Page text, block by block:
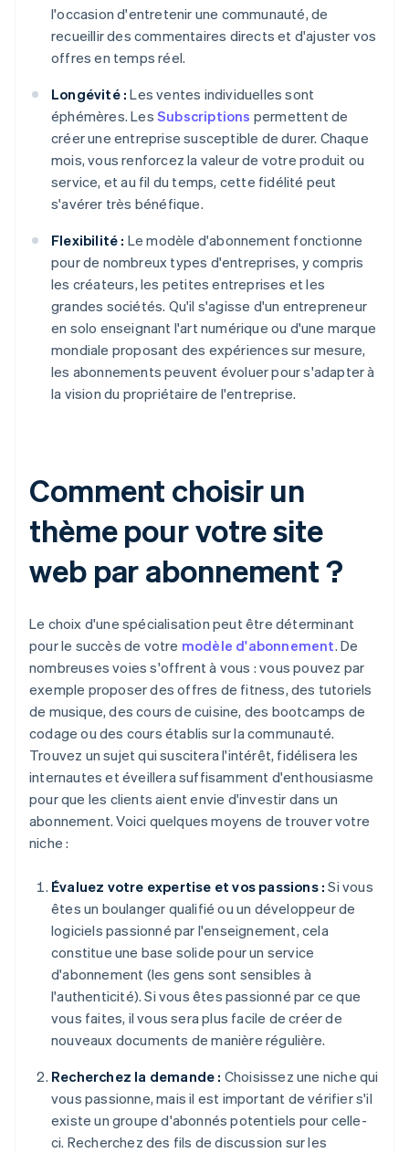
l'occasion d'entretenir une communauté, de
recueillir des commentaires directs et d'ajuster vos
offres en temps réel.
Longévité : Les ventes individuelles sont
éphémères. Les Subscriptions permettent de
créer une entreprise susceptible de durer. Chaque
mois, vous renforcez la valeur de votre produit ou
service, et au fil du temps, cette fidélité peut
s'avérer très bénéfique.
Flexibilité : Le modèle d'abonnement fonctionne
pour de nombreux types d'entreprises, y compris
les créateurs, les petites entreprises et les
grandes sociétés. Qu'il s'agisse d'un entrepreneur
en solo enseignant l'art numérique ou d'une marque
mondiale proposant des expériences sur mesure,
les abonnements peuvent évoluer pour s'adapter à
la vision du propriétaire de l'entreprise.
Comment choisir un
thème pour votre site
web par abonnement ?
Le choix d'une spécialisation peut être déterminant
pour le succès de votre modèle d'abonnement. De
nombreuses voies s'offrent à vous : vous pouvez par
exemple proposer des offres de fitness, des tutoriels
de musique, des cours de cuisine, des bootcamps de
codage ou des cours établis sur la communauté.
Trouvez un sujet qui suscitera l'intérêt, fidélisera les
internautes et éveillera suffisamment d'enthousiasme
pour que les clients aient envie d'investir dans un
abonnement. Voici quelques moyens de trouver votre
niche :
Évaluez votre expertise et vos passions : Si vous
êtes un boulanger qualifié ou un développeur de
logiciels passionné par l'enseignement, cela
constitue une base solide pour un service
d'abonnement (les gens sont sensibles à
l'authenticité). Si vous êtes passionné par ce que
vous faites, il vous sera plus facile de créer de
nouveaux documents de manière régulière.
Recherchez la demande : Choisissez une niche qui
vous passionne, mais il est important de vérifier s'il
existe un groupe d'abonnés potentiels pour celle-
ci. Recherchez des fils de discussion sur les